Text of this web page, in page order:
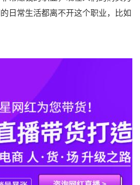
日常生活都离不开这个职业，比如